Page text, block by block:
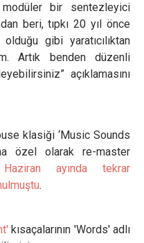
bir sentezleyici
beri, tıpkı 20 yıl önce
gibi yaratıcılıktan
Artık benden düzenli
açıklamasını
klasiği ‘Music Sounds
özel olarak re-master
Haziran ayında tekrar
.
kısaçalarının 'Words' adlı